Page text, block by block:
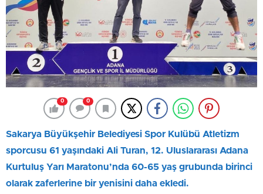
0 0
Sakarya Büyükşehir Belediyesi Spor Kulübü Atletizm
sporcusu 61 yaşındaki Ali Turan, 12. Uluslararası Adana
Kurtuluş Yarı Maratonu’nda 60-65 yaş grubunda birinci
olarak zaferlerine bir yenisini daha ekledi.